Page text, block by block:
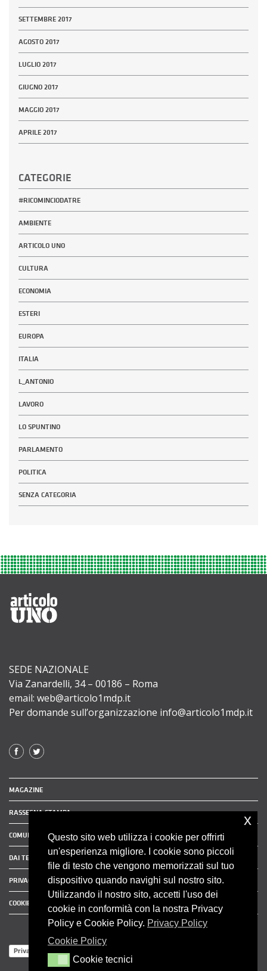
SETTEMBRE 2017
AGOSTO 2017
LUGLIO 2017
GIUGNO 2017
MAGGIO 2017
APRILE 2017
CATEGORIE
#RICOMINCIODATRE
AMBIENTE
ARTICOLO UNO
CULTURA
ECONOMIA
ESTERI
EUROPA
ITALIA
L_ANTONIO
LAVORO
LO SPUNTINO
PARLAMENTO
POLITICA
SENZA CATEGORIA
SEDE NAZIONALE
Via Zanardelli, 34 – 00186 – Roma
email: web@articolo1mdp.it
Per domande sull’organizzazione info@articolo1mdp.it
MAGAZINE
RASSEGNA STAMPA
COMUNICATI STAMPA
DAI TERRITORI
PRIVACY POLICY
COOKIE POLICY
Privacy Policy
Questo sito web utilizza i cookie per offrirti
un'esperienza migliore. I cookie sono piccoli
file di testo che vengono memorizzati sul tuo
dispositivo quando navighi sul nostro sito.
Utilizzando il nostro sito, accetti l'uso dei
cookie in conformità con la nostra Privacy
Policy e Cookie Policy. Privacy Policy
Cookie Policy
Cookie tecnici
Cookie tecnici
x